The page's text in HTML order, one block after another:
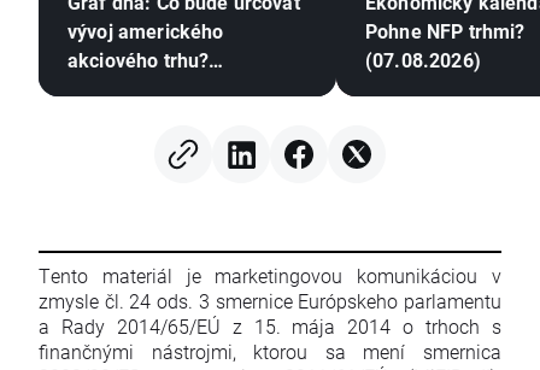
vývoj amerického
akciového trhu?
Pohne NFP trhmi?
(07.08.2026)
Tento materiál je marketingovou komunikáciou v
zmysle čl. 24 ods. 3 smernice Európskeho parlamentu
a Rady 2014/65/EÚ z 15. mája 2014 o trhoch s
finančnými nástrojmi, ktorou sa mení smernica